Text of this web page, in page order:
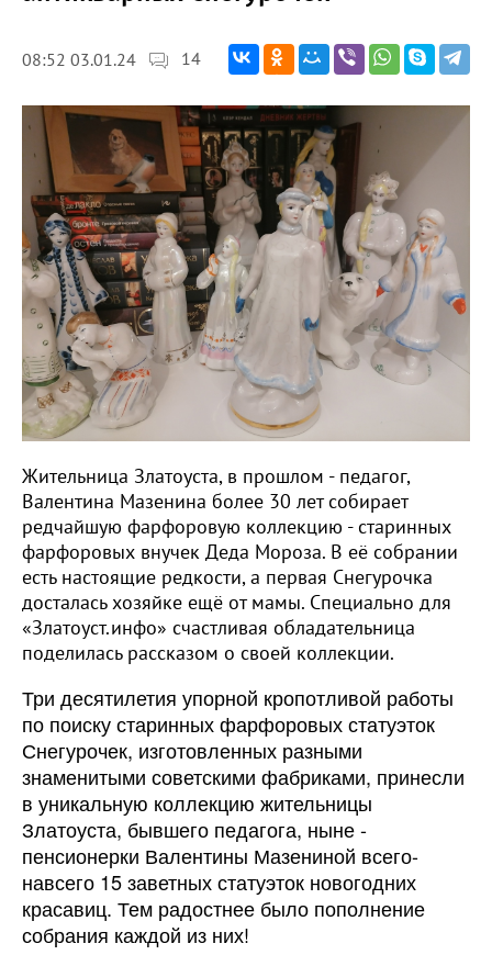
08:52 03.01.24 14
Жительница Златоуста, в прошлом - педагог,
Валентина Мазенина более 30 лет собирает
редчайшую фарфоровую коллекцию - старинных
фарфоровых внучек Деда Мороза. В её собрании
есть настоящие редкости, а первая Снегурочка
досталась хозяйке ещё от мамы. Специально для
«Златоуст.инфо» счастливая обладательница
поделилась рассказом о своей коллекции.
Три десятилетия упорной кропотливой работы
по поиску старинных фарфоровых статуэток
Снегурочек, изготовленных разными
знаменитыми советскими фабриками, принесли
в уникальную коллекцию жительницы
Златоуста, бывшего педагога, ныне -
пенсионерки Валентины Мазениной всего-
навсего 15 заветных статуэток новогодних
красавиц. Тем радостнее было пополнение
собрания каждой из них!